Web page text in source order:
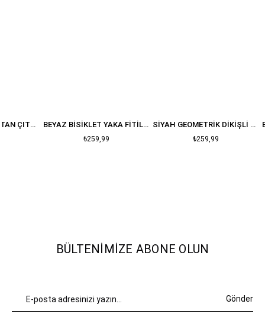
BEYAZ FITILLI ALTTAN ÇITÇITLI BODYSUIT BEYAZ BISIKLET YAKA FITILLI BLUZ
₺259,99
SIYAH GEOMETRIK DIKIŞLI CROP
₺259,99
BÜLTENIMIZE ABONE OLUN
Gönder